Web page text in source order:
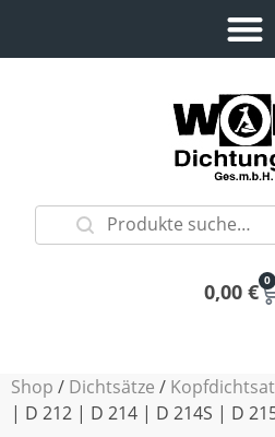
0,00 € 0
Shop / Dichtsätze /
| D 212 | D 214 | D 214S | D